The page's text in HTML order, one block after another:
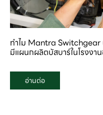
ทำไม Mantra Switchgear
มีแผนกผลิตบัสบาร์ในโรงงา
อ่านต่อ